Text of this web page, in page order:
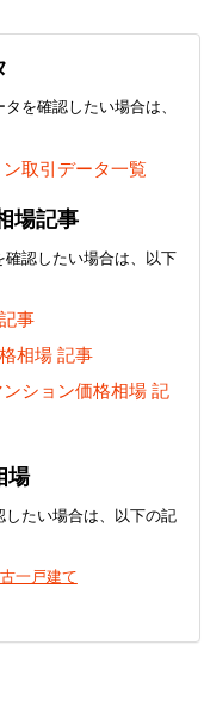
を確認したい場合は、
取引データ一覧
場記事
認したい場合は、以下
事
相場 記事
ション価格相場 記
場
たい場合は、以下の記
一戸建て